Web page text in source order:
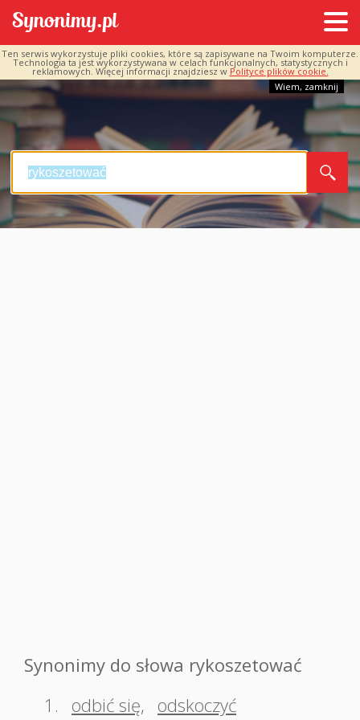
Ten serwis wykorzystuje pliki cookies, które są zapisywane na Twoim komputerze.
Technologia ta jest wykorzystywana w celach funkcjonalnych, statystycznych i
reklamowych. Więcej informacji znajdziesz w Polityce plików cookie.
Wiem, zamknij
Synonimy do słowa rykoszetować
1.
odbić się, odskoczyć